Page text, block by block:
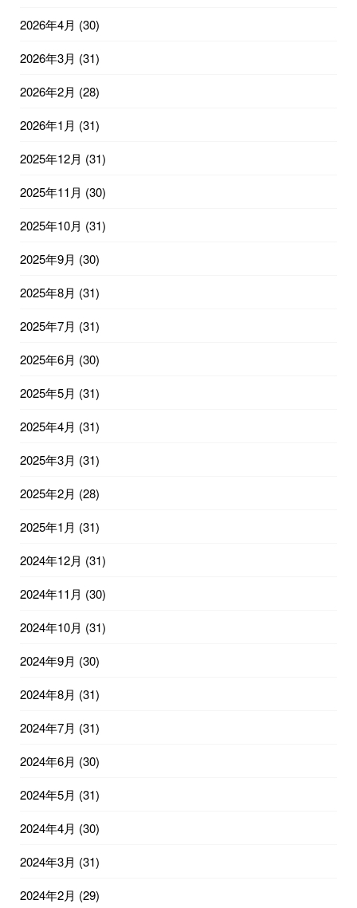
2026年4月 (30)
2026年3月 (31)
2026年2月 (28)
2026年1月 (31)
2025年12月 (31)
2025年11月 (30)
2025年10月 (31)
2025年9月 (30)
2025年8月 (31)
2025年7月 (31)
2025年6月 (30)
2025年5月 (31)
2025年4月 (31)
2025年3月 (31)
2025年2月 (28)
2025年1月 (31)
2024年12月 (31)
2024年11月 (30)
2024年10月 (31)
2024年9月 (30)
2024年8月 (31)
2024年7月 (31)
2024年6月 (30)
2024年5月 (31)
2024年4月 (30)
2024年3月 (31)
2024年2月 (29)